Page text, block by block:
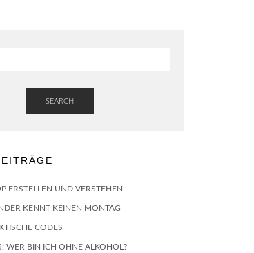
SEARCH
ERSTELLEN UND VERSTEHEN
KENNT KEINEN MONTAG
CODES
WER BIN ICH OHNE ALKOHOL?